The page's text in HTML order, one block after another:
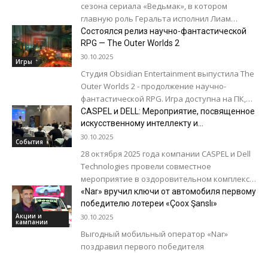
сезона сериала «Ведьмак», в котором
главную роль Геральта исполнил Лиам
Хемсворт, заменивший Генри Кавилла. В
четвертый сезон вошло восемь...
Игры
Состоялся релиз научно-фантастической
RPG — The Outer Worlds 2
30.10.2025
Студия Obsidian Entertainment выпустила The
Outer Worlds 2 - продолжение научно-
фантастической RPG. Игра доступна на ПК,
Xbox Series X/S и PS5, а также по...
События
CASPEL и DELL: Мероприятие, посвященное
искусственному интеллекту и
киберустойчивости
30.10.2025
28 октября 2025 года компании CASPEL и Dell
Technologies провели совместное
мероприятие в оздоровительном комплексе
Shabran Wellbeing Resort. Основной целью
мероприятия стало обсуждение новых...
Акции и
кампании
«Nar» вручил ключи от автомобиля первому
победителю лотереи «Çoox Şanslı»
30.10.2025
Выгодный мобильный оператор «Nar»
поздравил первого победителя